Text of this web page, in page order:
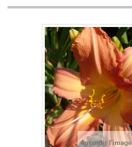
Agrandir l'image